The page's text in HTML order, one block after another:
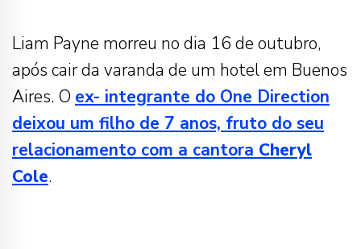
Liam Payne morreu no dia 16 de outubro,
após cair da varanda de um hotel em Buenos
Aires. O ex- integrante do One Direction
deixou um filho de 7 anos, fruto do seu
relacionamento com a cantora Cheryl
Cole.